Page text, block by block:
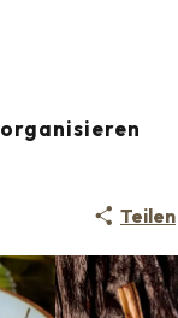
Teilen